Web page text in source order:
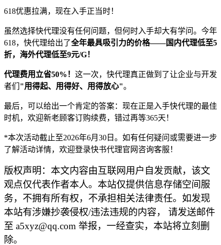
618优惠拉满，现在入手正当时！
虽然选择快代理没有任何问题，但何时入手却大有学问。今年
618，快代理给出了全年最具吸引力的价格——国内代理低至5
折，海外代理低至9元/G！
代理费用立省50%！ 这一次，快代理真正做到了让企业与开发
者们 "用得起、用得好、用得放心"。
最后，可以给出一个肯定的答案：现在正是入手快代理的最佳
时机，欢迎新老顾客订购续费，错过再等365天！
*本次活动截止至2026年6月30日。如有任何疑问或需要进一步
了解活动详情，欢迎登录快书代理官网咨询客服！
版权声明：本文内容由互联网用户自发贡献，该文
观点仅代表作者本人。本站仅提供信息存储空间服
务，不拥有所有权，不承担相关法律责任。如发现
本站有涉嫌抄袭侵权/违法违规的内容， 请发送邮件
至 a5xyz@qq.com 举报，一经查实，本站将立刻删
除。